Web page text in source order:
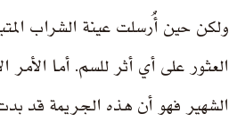
ولكن حين أُرسلت عينة الشراب
العثور على أي أثر للسم. أما
الشهير فهو أن هذه الجريمة قد